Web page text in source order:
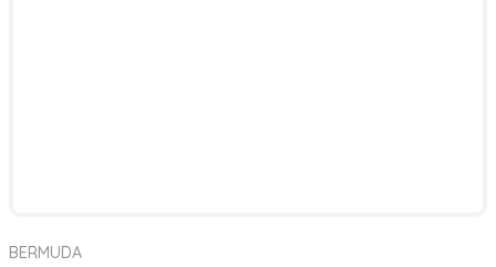
BERMUDA